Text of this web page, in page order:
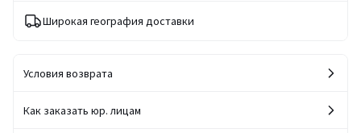
Широкая география доставки
Условия возврата
Как заказать юр. лицам